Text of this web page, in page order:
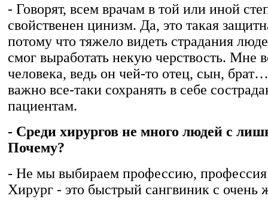
- Говорят, всем врачам в той или иной
свойственен цинизм. Да, это такая
потому что тяжело видеть страдания
смог выработать некую черствость. Мне
человека, ведь он чей-то отец, сын,
важно все-таки сохранять в себе
пациентам.
- Среди хирургов не много людей с
Почему?
- Не мы выбираем профессию, профессия
Хирург - это быстрый сангвиник с